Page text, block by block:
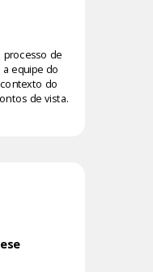
processo de
equipe do
do
de vista.